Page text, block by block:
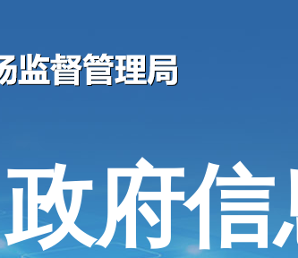
政府